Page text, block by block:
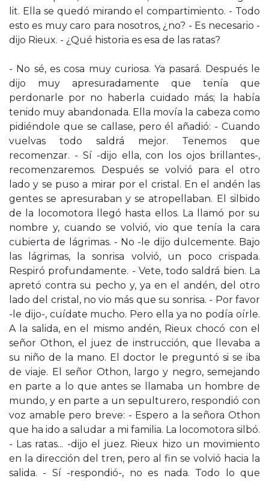
lit. Ella se quedó mirando el compartimiento. - Todo
esto es muy caro para nosotros, ¿no? - Es necesario -
dijo Rieux. - ¿Qué historia es esa de las ratas?
- No sé, es cosa muy curiosa. Ya pasará. Después le
dijo muy apresuradamente que tenía que
perdonarle por no haberla cuidado más; la había
tenido muy abandonada. Ella movía la cabeza como
pidiéndole que se callase, pero él añadió: - Cuando
vuelvas todo saldrá mejor. Tenemos que
recomenzar. - Sí -dijo ella, con los ojos brillantes-,
recomenzaremos. Después se volvió para el otro
lado y se puso a mirar por el cristal. En el andén las
gentes se apresuraban y se atropellaban. El silbido
de la locomotora llegó hasta ellos. La llamó por su
nombre y, cuando se volvió, vio que tenía la cara
cubierta de lágrimas. - No -le dijo dulcemente. Bajo
las lágrimas, la sonrisa volvió, un poco crispada.
Respiró profundamente. - Vete, todo saldrá bien. La
apretó contra su pecho y, ya en el andén, del otro
lado del cristal, no vio más que su sonrisa. - Por favor
-le dijo-, cuídate mucho. Pero ella ya no podía oírle.
A la salida, en el mismo andén, Rieux chocó con el
señor Othon, el juez de instrucción, que llevaba a
su niño de la mano. El doctor le preguntó si se iba
de viaje. El señor Othon, largo y negro, semejando
en parte a lo que antes se llamaba un hombre de
mundo, y en parte a un sepulturero, respondió con
voz amable pero breve: - Espero a la señora Othon
que ha ido a saludar a mi familia. La locomotora silbó.
- Las ratas... -dijo el juez. Rieux hizo un movimiento
en la dirección del tren, pero al fin se volvió hacia la
salida. - Sí -respondió-, no es nada. Todo lo que